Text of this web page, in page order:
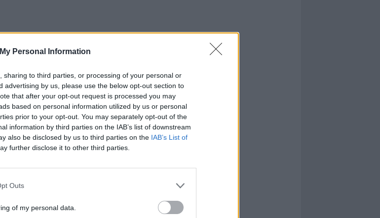
Personal Information
sharing to third parties, or processing of your personal or
advertising by us, please use the below opt-out section to
that after your opt-out request is processed you may
based on personal information utilized by us or personal
prior to your opt-out. You may separately opt-out of the
information by third parties on the IAB’s list of downstream
also be disclosed by us to third parties on the IAB’s List of
further disclose it to other third parties.
Outs
of my personal data.
italiano vero". Anche
piange Toto